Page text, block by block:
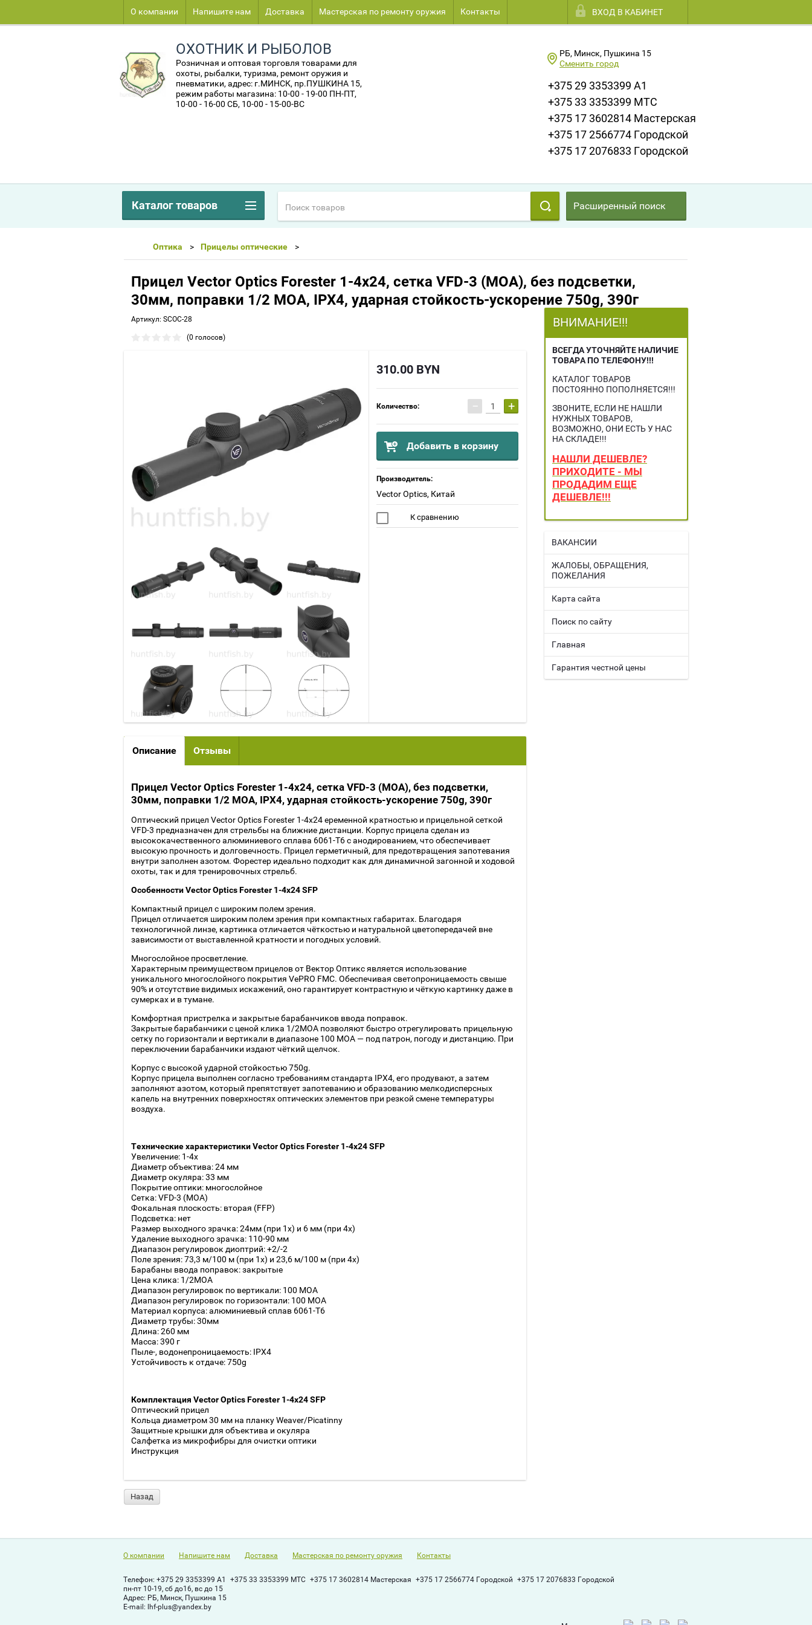
О компании Напишите нам Доставка Мастерская по ремонту оружия Контакты ВХОД В КАБИНЕТ
ОХОТНИК И РЫБОЛОВ
Розничная и оптовая торговля товарами для
охоты, рыбалки, туризма, ремонт оружия и
пневматики, адрес: г.МИНСК, пр.ПУШКИНА 15,
режим работы магазина: 10-00 - 19-00 ПН-ПТ,
10-00 - 16-00 СБ, 10-00 - 15-00-ВС
РБ, Минск, Пушкина 15
Сменить город
+375 29 3353399 A1
+375 33 3353399 МТС
+375 17 3602814 Мастерская
+375 17 2566774 Городской
+375 17 2076833 Городской
Расширенный поиск
Оптика Прицелы оптические
Прицел Vector Optics Forester 1-4x24, сетка VFD-3 (MOA), без подсветки,
30мм, поправки 1/2 MOA, IPX4, ударная стойкость-ускорение 750g, 390г
Артикул: SCOC-28
(0 голосов)
310.00 BYN
Количество: − +
Добавить в корзину
Производитель:
Vector Optics, Китай
К сравнению
Описание Отзывы
Прицел Vector Optics Forester 1-4x24, сетка VFD-3 (MOA), без подсветки,
30мм, поправки 1/2 MOA, IPX4, ударная стойкость-ускорение 750g, 390г
Оптический прицел Vector Optics Forester 1-4x24 еременной кратностью и прицельной сеткой
VFD-3 предназначен для стрельбы на ближние дистанции. Корпус прицела сделан из
высококачественного алюминиевого сплава 6061-T6 с анодированием, что обеспечивает
высокую прочность и долговечность. Прицел герметичный, для предотвращения запотевания
внутри заполнен азотом. Форестер идеально подходит как для динамичной загонной и ходовой
охоты, так и для тренировочных стрельб.
Особенности Vector Optics Forester 1-4x24 SFP
Компактный прицел с широким полем зрения.
Прицел отличается широким полем зрения при компактных габаритах. Благодаря
технологичной линзе, картинка отличается чёткостью и натуральной цветопередачей вне
зависимости от выставленной кратности и погодных условий.
Многослойное просветление.
Характерным преимуществом прицелов от Вектор Оптикс является использование
уникального многослойного покрытия VePRO FMC. Обеспечивая светопроницаемость свыше
90% и отсутствие видимых искажений, оно гарантирует контрастную и чёткую картинку даже в
сумерках и в тумане.
Комфортная пристрелка и закрытые барабанчиков ввода поправок.
Закрытые барабанчики с ценой клика 1/2MOA позволяют быстро отрегулировать прицельную
сетку по горизонтали и вертикали в диапазоне 100 MOA — под патрон, погоду и дистанцию. При
переключении барабанчики издают чёткий щелчок.
Корпус с высокой ударной стойкостью 750g.
Корпус прицела выполнен согласно требованиям стандарта IPX4, его продувают, а затем
заполняют азотом, который препятствует запотеванию и образованию мелкодисперсных
капель на внутренних поверхностях оптических элементов при резкой смене температуры
воздуха.
Технические характеристики Vector Optics Forester 1-4x24 SFP
Увеличение: 1-4х
Диаметр объектива: 24 мм
Диаметр окуляра: 33 мм
Покрытие оптики: многослойное
Сетка: VFD-3 (MOA)
Фокальная плоскость: вторая (FFP)
Подсветка: нет
Размер выходного зрачка: 24мм (при 1x) и 6 мм (при 4x)
Удаление выходного зрачка: 110-90 мм
Диапазон регулировок диоптрий: +2/-2
Поле зрения: 73,3 м/100 м (при 1x) и 23,6 м/100 м (при 4x)
Барабаны ввода поправок: закрытые
Цена клика: 1/2MOA
Диапазон регулировок по вертикали: 100 MOA
Диапазон регулировок по горизонтали: 100 MOA
Материал корпуса: алюминиевый сплав 6061-T6
Диаметр трубы: 30мм
Длина: 260 мм
Масса: 390 г
Пыле-, водонепроницаемость: IPX4
Устойчивость к отдаче: 750g
Комплектация Vector Optics Forester 1-4x24 SFP
Оптический прицел
Кольца диаметром 30 мм на планку Weaver/Picatinny
Защитные крышки для объектива и окуляра
Салфетка из микрофибры для очистки оптики
Инструкция
Назад
Каталог товаров
ВНИМАНИЕ!!!
ВСЕГДА УТОЧНЯЙТЕ НАЛИЧИЕ
ТОВАРА ПО ТЕЛЕФОНУ!!!
КАТАЛОГ ТОВАРОВ
ПОСТОЯННО ПОПОЛНЯЕТСЯ!!!
ЗВОНИТЕ, ЕСЛИ НЕ НАШЛИ
НУЖНЫХ ТОВАРОВ,
ВОЗМОЖНО, ОНИ ЕСТЬ У НАС
НА СКЛАДЕ!!!
НАШЛИ ДЕШЕВЛЕ?
ПРИХОДИТЕ - МЫ
ПРОДАДИМ ЕЩЕ
ДЕШЕВЛЕ!!!
ВАКАНСИИ
ЖАЛОБЫ, ОБРАЩЕНИЯ,
ПОЖЕЛАНИЯ
Карта сайта
Поиск по сайту
Главная
Гарантия честной цены
О компании Напишите нам Доставка Мастерская по ремонту оружия Контакты
Телефон: +375 29 3353399 A1 +375 33 3353399 МТС +375 17 3602814 Мастерская +375 17 2566774 Городской +375 17 2076833 Городской
пн-пт 10-19, сб до16, вс до 15
Адрес: РБ, Минск, Пушкина 15
Е-mail:
lhf-plus@yandex.by